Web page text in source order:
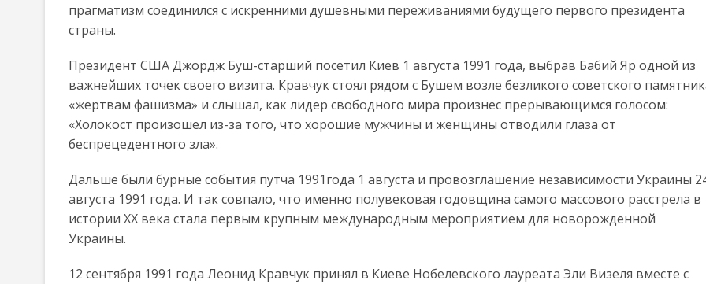
прагматизм соединился с искренними душевными переживаниями будущего первого президента
страны.
Президент США Джордж Буш-старший посетил Киев 1 августа 1991 года, выбрав Бабий Яр одной из
важнейших точек своего визита. Кравчук стоял рядом с Бушем возле безликого советского
«жертвам фашизма» и слышал, как лидер свободного мира произнес прерывающимся голосом:
«Холокост произошел из-за того, что хорошие мужчины и женщины отводили глаза от
беспрецедентного зла».
Дальше были бурные события путча 1991года 1 августа и провозглашение независимости Украины
августа 1991 года. И так совпало, что именно полувековая годовщина самого массового расстрела в
истории ХХ века стала первым крупным международным мероприятием для новорожденной
Украины.
12 сентября 1991 года Леонид Кравчук принял в Киеве Нобелевского лауреата Эли Визеля вместе с